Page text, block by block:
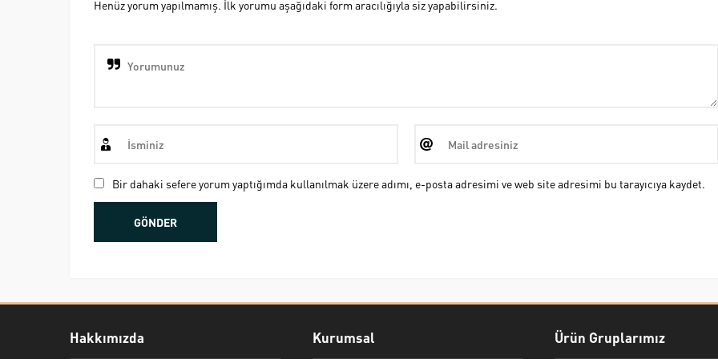
Henüz yorum yapılmamış. İlk yorumu aşağıdaki form aracılığıyla siz yapabilirsiniz.
Bir dahaki sefere yorum yaptığımda kullanılmak üzere adımı, e-posta adresimi ve web site adresimi bu tarayıcıya kaydet.
Hakkımızda Kurumsal Ürün Gruplarımız